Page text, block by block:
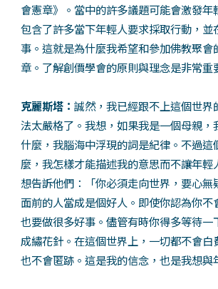
會憲章》。當中的許多議題可能會激發年
包含了許多當下年輕人要求採取行動，並
事。這就是為什麼我希望和參加佛教聚會
章。了解創價學會的原則與理念是非常重
克麗斯塔： 誠然，我已經跟不上這個世界
法太嚴格了。我想，如果我是一個母親，
什麼，我腦海中浮現的詞是紀律。不過這
麼，我怎樣才能描述我的意思而不讓年輕
想告訴他們：「你必須走向世界，要心無
面前的人當成是個好人。即使你認為你不
也要做很多好事。儘管有時你得多等待一
成繡花針。在這個世界上，一切都不會白
也不會匿跡。這是我的信念，也是我想與